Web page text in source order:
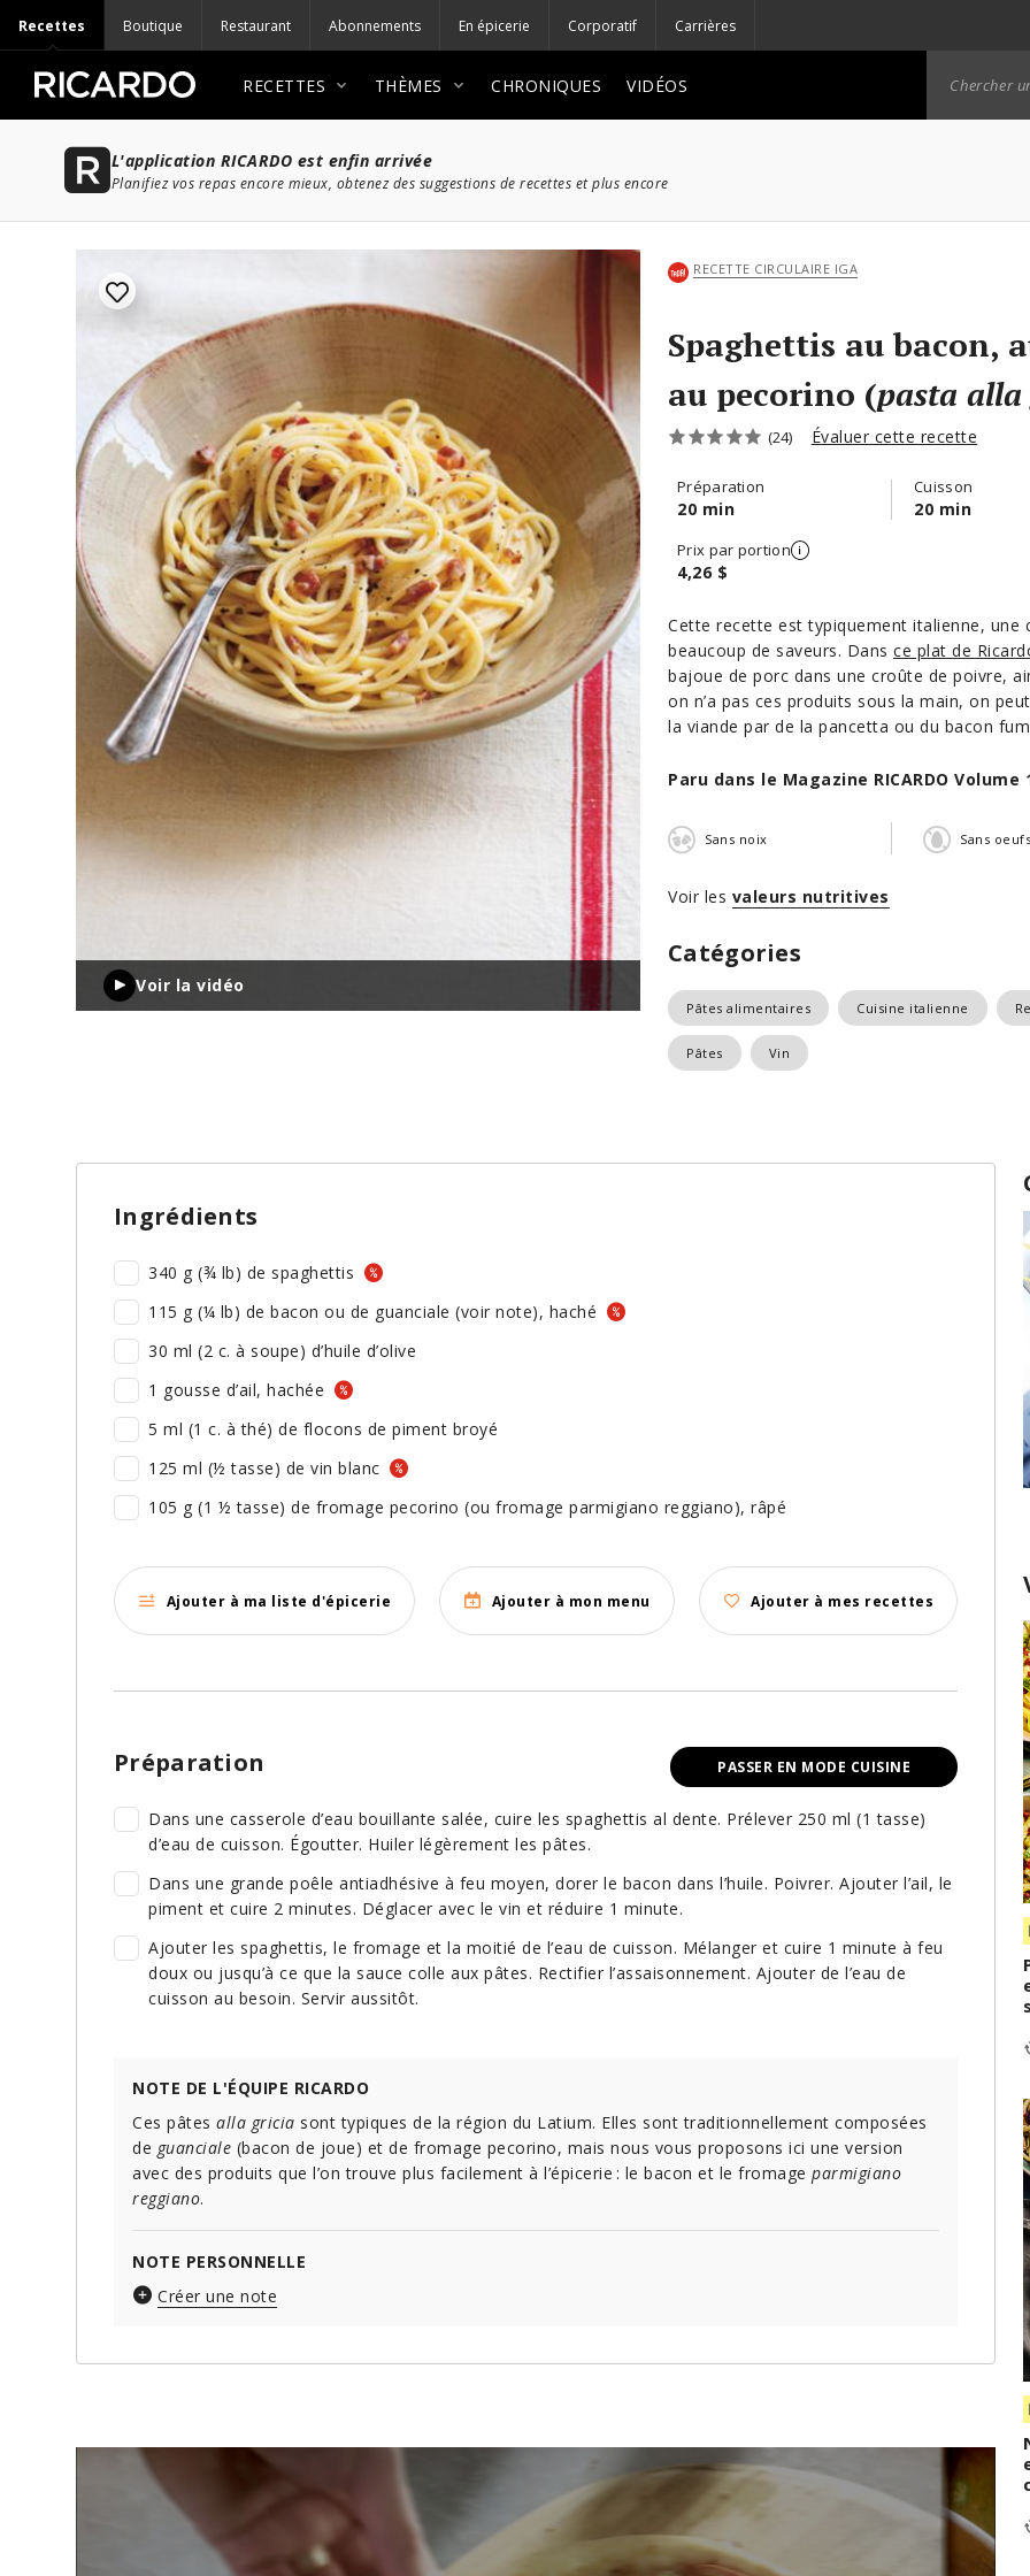
Recettes Boutique Restaurant Abonnements En épicerie Corporatif Carrières
RECETTES THÈMES CHRONIQUES VIDÉOS
L'application RICARDO est enfin arrivée
Planifiez vos repas encore mieux, obtenez des suggestions de recettes et plus encore
Voir la vidéo
RECETTE CIRCULAIRE IGA
Spaghettis au bacon,
au pecorino (pasta
(24) Évaluer cette recette
Préparation
20 min
Cuisson
20 min
Prix par portion
4,26 $
Cette recette est typiquement italienne, une
beaucoup de saveurs. Dans ce plat de
bajoue de porc dans une croûte de poivre,
on n’a pas ces produits sous la main, on
la viande par de la pancetta ou du bacon
Paru dans le Magazine RICARDO Volume
Sans noix Sans oeufs
Voir les valeurs nutritives
Catégories
Pâtes alimentaires Cuisine italienne
Pâtes Vin
Ingrédients
340 g (¾ lb) de spaghettis
115 g (¼ lb) de bacon ou de guanciale (voir note), haché
30 ml (2 c. à soupe) d’huile d’olive
1 gousse d’ail, hachée
5 ml (1 c. à thé) de flocons de piment broyé
125 ml (½ tasse) de vin blanc
105 g (1 ½ tasse) de fromage pecorino (ou fromage parmigiano reggiano), râpé
Ajouter à ma liste d'épicerie Ajouter à mon menu Ajouter à mes recettes
PASSER EN MODE CUISINE
Préparation
Dans une casserole d’eau bouillante salée, cuire les spaghettis al dente. Prélever 250 ml (1 tasse)
d’eau de cuisson. Égoutter. Huiler légèrement les pâtes.
Dans une grande poêle antiadhésive à feu moyen, dorer le bacon dans l’huile. Poivrer. Ajouter l’ail, le
piment et cuire 2 minutes. Déglacer avec le vin et réduire 1 minute.
Ajouter les spaghettis, le fromage et la moitié de l’eau de cuisson. Mélanger et cuire 1 minute à feu
doux ou jusqu’à ce que la sauce colle aux pâtes. Rectifier l’assaisonnement. Ajouter de l’eau de
cuisson au besoin. Servir aussitôt.
NOTE DE L'ÉQUIPE RICARDO
Ces pâtes alla gricia sont typiques de la région du Latium. Elles sont traditionnellement composées
de guanciale (bacon de joue) et de fromage pecorino, mais nous vous proposons ici une version
avec des produits que l’on trouve plus facilement à l’épicerie : le bacon et le fromage parmigiano
reggiano.
NOTE PERSONNELLE
Créer une note